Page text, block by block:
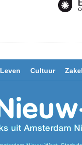
Leven Cultuur